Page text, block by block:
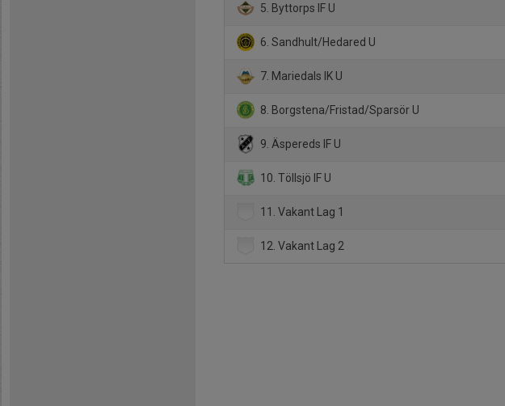
5. Byttorps IF U
6. Sandhult/Hedared U
7. Mariedals IK U
8. Borgstena/Fristad/Sparsör U
9. Äspereds IF U
10. Töllsjö IF U
11. Vakant Lag 1
12. Vakant Lag 2